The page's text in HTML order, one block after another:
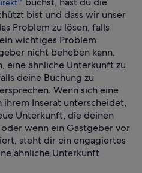
bist und dass wir unser
Problem zu lösen, falls
wichtiges Problem
nicht beheben kann,
eine ähnliche Unterkunft zu
deine Buchung zu
Wenn sich eine
Inserat unterscheidet,
Unterkunft, die deinen
wenn ein Gastgeber vor
steht dir ein engagiertes
ähnliche Unterkunft